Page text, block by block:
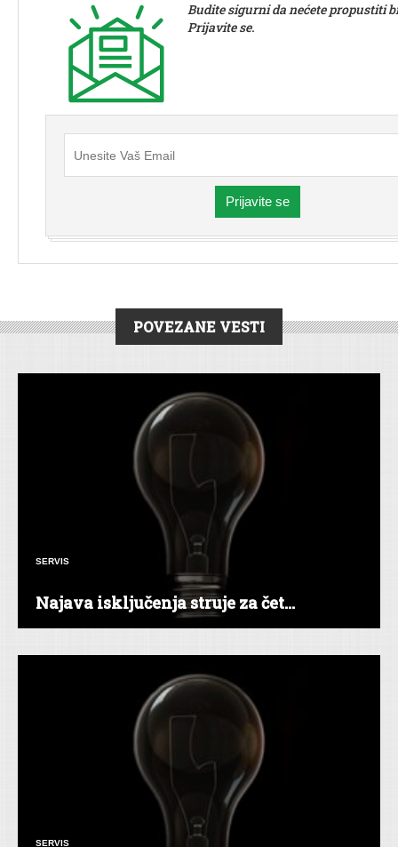
Budite sigurni da nećete propustiti
Prijavite se.
Prijavite se
POVEZANE VESTI
SERVIS
Najava isključenja struje za čet...
SERVIS